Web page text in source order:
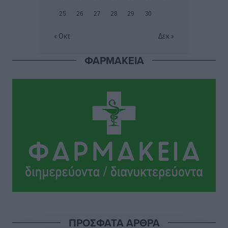
την Ελλάδα
ΦΟΔΣΑ Νοτίου Αιγαίου: «Δεν ζητάμε ασυλία – ζητάμε
θεσμική προστασία της αυτοδιοίκησης»
Τοπικές Ειδήσεις πριν 4 ώρες
Στη διαδικασία της απευθείας διαπραγμάτευσης ο
25
26 27 28 29 30
« Οκτ Δεκ »
ΦΑΡΜΑΚΕΙΑ
ΠΡΟΣΦΑΤΑ ΑΡΘΡΑ